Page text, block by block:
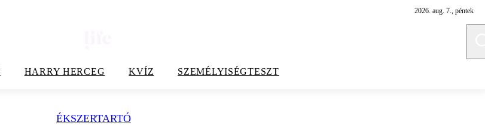
2026. aug. 7., péntek
HARRY HERCEG KVÍZ SZEMÉLYISÉGTESZT
ÉKSZERTARTÓ